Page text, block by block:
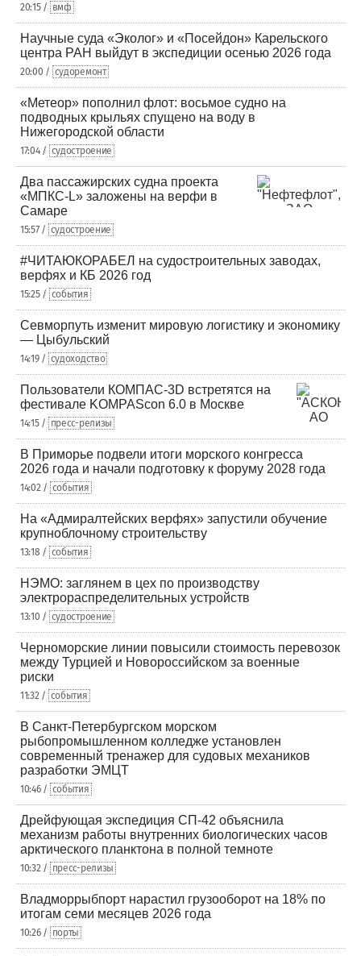
20:15 / вмф
Научные суда «Эколог» и «Посейдон» Карельского
центра РАН выйдут в экспедиции осенью 2026 года
20:00 / судоремонт
«Метеор» пополнил флот: восьмое судно на
подводных крыльях спущено на воду в
Нижегородской области
17:04 / судостроение
Два пассажирских судна проекта
«МПКС-L» заложены на верфи в
Самаре
15:57 / судостроение
#ЧИТАЮКОРАБЕЛ на судостроительных заводах,
верфях и КБ 2026 год
15:25 / события
Севморпуть изменит мировую логистику и экономику
— Цыбульский
14:19 / судоходство
Пользователи КОМПАС-3D встретятся на
фестивале KOMPAScon 6.0 в Москве
14:15 / пресс-релизы
В Приморье подвели итоги морского конгресса
2026 года и начали подготовку к форуму 2028 года
14:02 / события
На «Адмиралтейских верфях» запустили обучение
крупноблочному строительству
13:18 / события
НЭМО: заглянем в цех по производству
электрораспределительных устройств
13:10 / судостроение
Черноморские линии повысили стоимость перевозок
между Турцией и Новороссийском за военные
риски
11:32 / события
В Санкт-Петербургском морском
рыбопромышленном колледже установлен
современный тренажер для судовых механиков
разработки ЭМЦТ
10:46 / события
Дрейфующая экспедиция СП-42 объяснила
механизм работы внутренних биологических часов
арктического планктона в полной темноте
10:32 / пресс-релизы
Владморрыбпорт нарастил грузооборот на 18% по
итогам семи месяцев 2026 года
10:26 / порты